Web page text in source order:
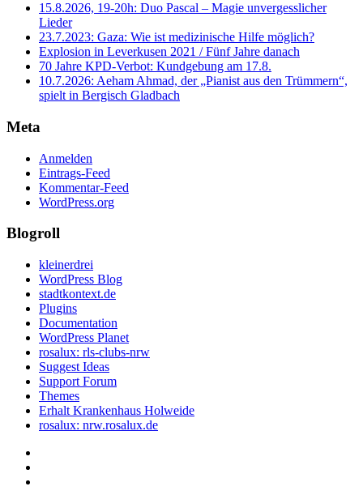
15.8.2026, 19-20h: Duo Pascal – Magie unvergesslicher
Lieder
23.7.2023: Gaza: Wie ist medizinische Hilfe möglich?
Explosion in Leverkusen 2021 / Fünf Jahre danach
70 Jahre KPD‑Verbot: Kundgebung am 17.8.
10.7.2026: Aeham Ahmad, der „Pianist aus den Trümmern“,
spielt in Bergisch Gladbach
Meta
Anmelden
Eintrags-Feed
Kommentar-Feed
WordPress.org
Blogroll
kleinerdrei
WordPress Blog
stadtkontext.de
Plugins
Documentation
WordPress Planet
rosalux: rls-clubs-nrw
Suggest Ideas
Support Forum
Themes
Erhalt Krankenhaus Holweide
rosalux: nrw.rosalux.de